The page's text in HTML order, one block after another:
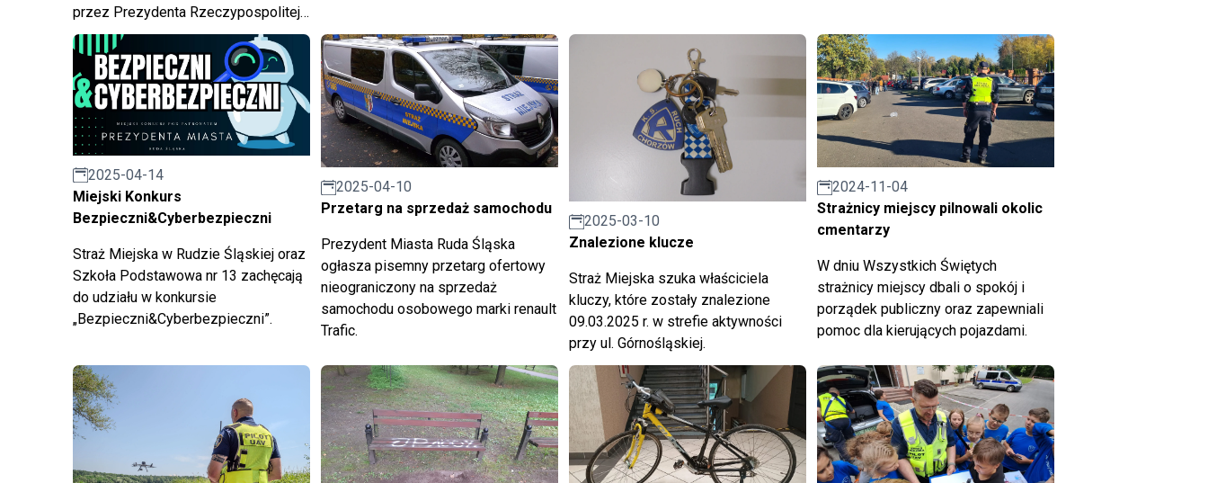
przez Prezydenta Rzeczypospolitej
Polskiej.
2025-04-14
Miejski Konkurs
Bezpieczni&Cyberbezpieczni
Straż Miejska w Rudzie Śląskiej oraz
Szkoła Podstawowa nr 13 zachęcają
do udziału w konkursie
„Bezpieczni&Cyberbezpieczni”.
2025-04-10
Przetarg na sprzedaż samochodu
Prezydent Miasta Ruda Śląska
ogłasza pisemny przetarg ofertowy
nieograniczony na sprzedaż
samochodu osobowego marki renault
Trafic.
2025-03-10
Znalezione klucze
Straż Miejska szuka właściciela
kluczy, które zostały znalezione
09.03.2025 r. w strefie aktywności
przy ul. Górnośląskiej.
2024-11-04
Strażnicy miejscy pilnowali okolic
cmentarzy
W dniu Wszystkich Świętych
strażnicy miejscy dbali o spokój i
porządek publiczny oraz zapewniali
pomoc dla kierujących pojazdami.